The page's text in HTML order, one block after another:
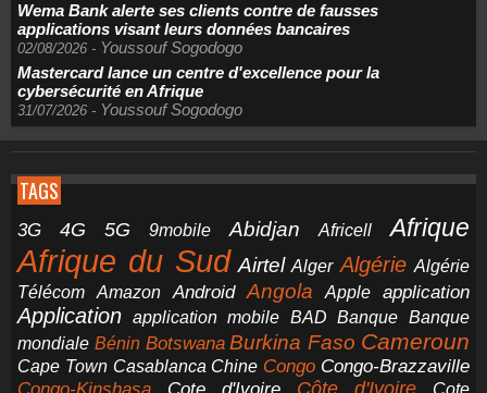
Wema Bank alerte ses clients contre de fausses
applications visant leurs données bancaires
02/08/2026 - Youssouf Sogodogo
Mastercard lance un centre d'excellence pour la
cybersécurité en Afrique
31/07/2026 - Youssouf Sogodogo
TAGS
3G 4G 5G 9mobile Abidjan Africell Afrique
Afrique du Sud Airtel Alger Algérie Algérie
Télécom
Amazon Android Angola Apple application
Application application mobile BAD Banque Banque
mondiale Bénin Botswana Burkina Faso Cameroun
Cape Town Casablanca Chine Congo Congo-Brazzaville
Cote d'Ivoire Côte d'Ivoire
Cote